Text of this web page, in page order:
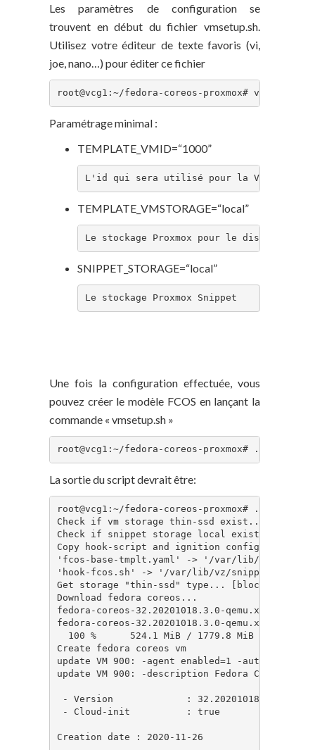
Les paramètres de configuration se
trouvent en début du fichier vmsetup.sh.
Utilisez votre éditeur de texte favoris (vi,
joe, nano…) pour éditer ce fichier
root@vcg1:~/fedora-coreos-proxmox# vi
Paramétrage minimal :
TEMPLATE_VMID=“1000”
L'id qui sera utilisé pour la VM Fedora
TEMPLATE_VMSTORAGE=“local”
Le stockage Proxmox pour le disque de la
SNIPPET_STORAGE=“local”
Le stockage Proxmox Snippet
Une fois la configuration effectuée, vous
pouvez créer le modèle FCOS en lançant la
commande « vmsetup.sh »
root@vcg1:~/fedora-coreos-proxmox# ./
La sortie du script devrait être:
root@vcg1:~/fedora-coreos-proxmox# ./
Check if vm storage thin-ssd exist... [ok]
Check if snippet storage local exist... [ok]
Copy hook-script and ignition config to
'fcos-base-tmplt.yaml' -> '/var/lib/vz/
'hook-fcos.sh' -> '/var/lib/vz/snippets/hook-
Get storage "thin-ssd" type... [block]
Download fedora coreos...
fedora-coreos-32.20201018.3.0-
fedora-coreos-32.20201018.3.0-
100 %      524.1 MiB / 1779.8 MiB =
Create fedora coreos vm
update VM 900: -agent enabled=1 -autostart
update VM 900: -description Fedora CoreOS -
- Version             : 32.20201018.3.0
- Cloud-init          : true
Creation date : 2020-11-26